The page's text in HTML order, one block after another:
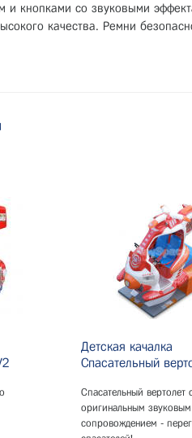
и кнопками со звуковыми
качества. Ремни
Детская качалка
Спасательный
Спасательный вертолет
оригинальным звуковым
сопровождением -